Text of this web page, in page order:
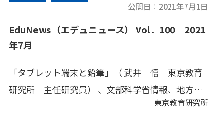
公開日： 2021年7月1日
EduNews（エデュニュース） Vol．100 2021
年7月
「タブレット端末と鉛筆」（ 武井 悟 東京教育
研究所 主任研究員） 、文部科学省情報、地方教
育行政情報、その他の教育情報、教育キーワード
東京教育研究所